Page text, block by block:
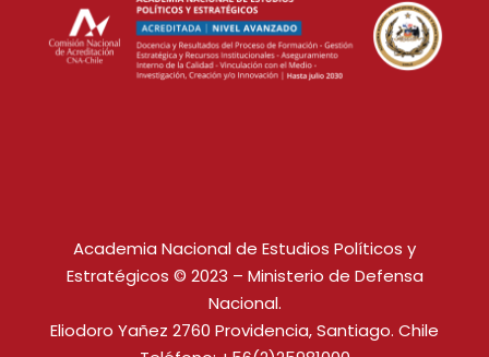
Academia Nacional de Estudios Políticos y
Estratégicos © 2023 – Ministerio de Defensa
Nacional.
Eliodoro Yañez 2760 Providencia, Santiago. Chile